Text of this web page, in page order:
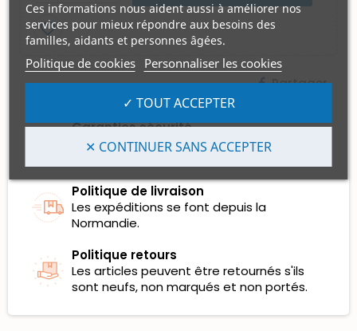
favorite_border
Partager
Garanties sécurité
Les Règlements par Carte Bancaire sont
Politique de livraison
Les expéditions se font depuis la
Normandie.
Politique retours
Les articles peuvent être retournés s'ils
sont neufs, non marqués et non portés.
Ces informations nous aident aussi à améliorer nos
services pour mieux répondre aux besoins des
familles, aidants et personnes âgées.
Politique de cookies Personnaliser les cookies
✕ CONTINUER SANS ACCEPTER
✓ TOUT ACCEPTER